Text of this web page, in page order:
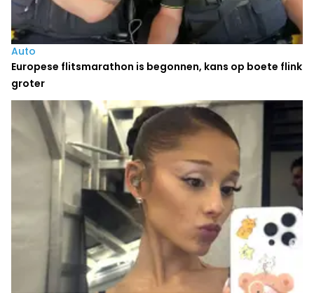
Auto
Europese flitsmarathon is begonnen, kans op boete flink
groter